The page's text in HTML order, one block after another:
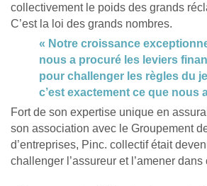
collectivement le poids des grands
C’est la loi des grands nombres.
« Notre croissance
nous a procuré les leviers
pour challenger les règles du
c’est exactement ce que nous
Fort de son expertise unique en
son association avec le Groupement
d’entreprises, Pinc. collectif était
challenger l’assureur et l’amener dans